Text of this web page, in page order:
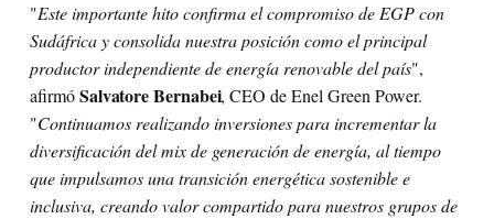
"Este importante hito confirma el compromiso de EGP con
Sudáfrica y consolida nuestra posición como el principal
productor independiente de energía renovable del país",
afirmóSalvatore Bernabei, CEO de Enel Green Power.
"Continuamos realizando inversiones para incrementar la
diversificación del mix de generación de energía, al tiempo
que impulsamos una transición energética sostenible e
inclusiva, creando valor compartido para nuestros grupos de